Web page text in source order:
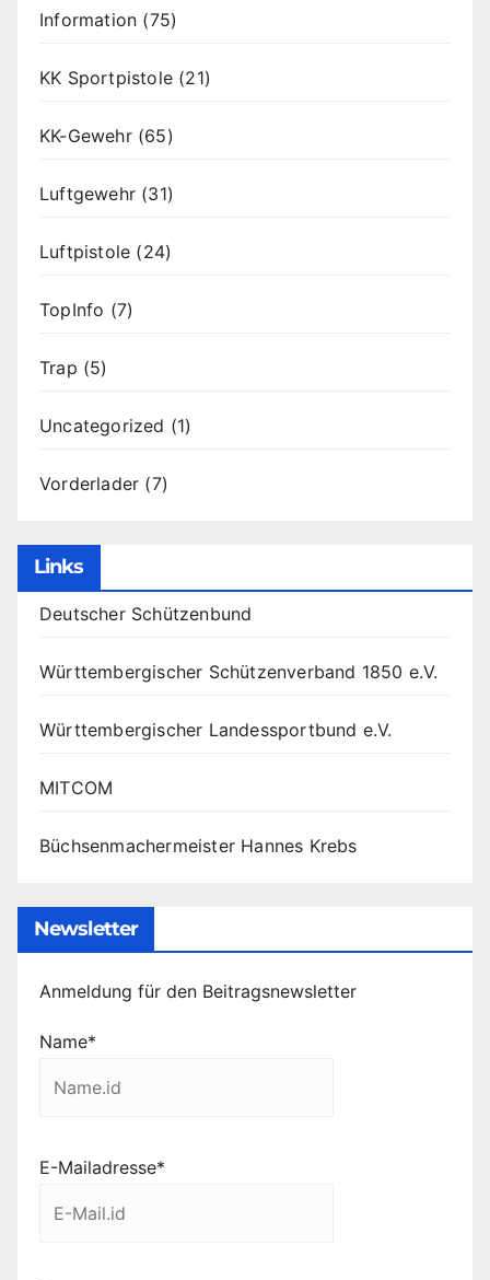
Information (75)
KK Sportpistole (21)
KK-Gewehr(65)
Luftgewehr (31)
Luftpistole (24)
TopInfo (7)
Trap (5)
Uncategorized (1)
Vorderlader (7)
Links
Deutscher Schützenbund
Württembergischer Schützenverband 1850 e.V.
Württembergischer Landessportbund e.V.
MITCOM
Büchsenmachermeister Hannes Krebs
Newsletter
Anmeldung für den Beitragsnewsletter
Name*
E-Mailadresse*